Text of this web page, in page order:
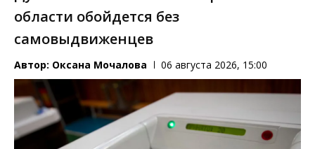
области обойдется без
самовыдвиженцев
Автор: Оксана Мочалова 06 августа 2026, 15:00